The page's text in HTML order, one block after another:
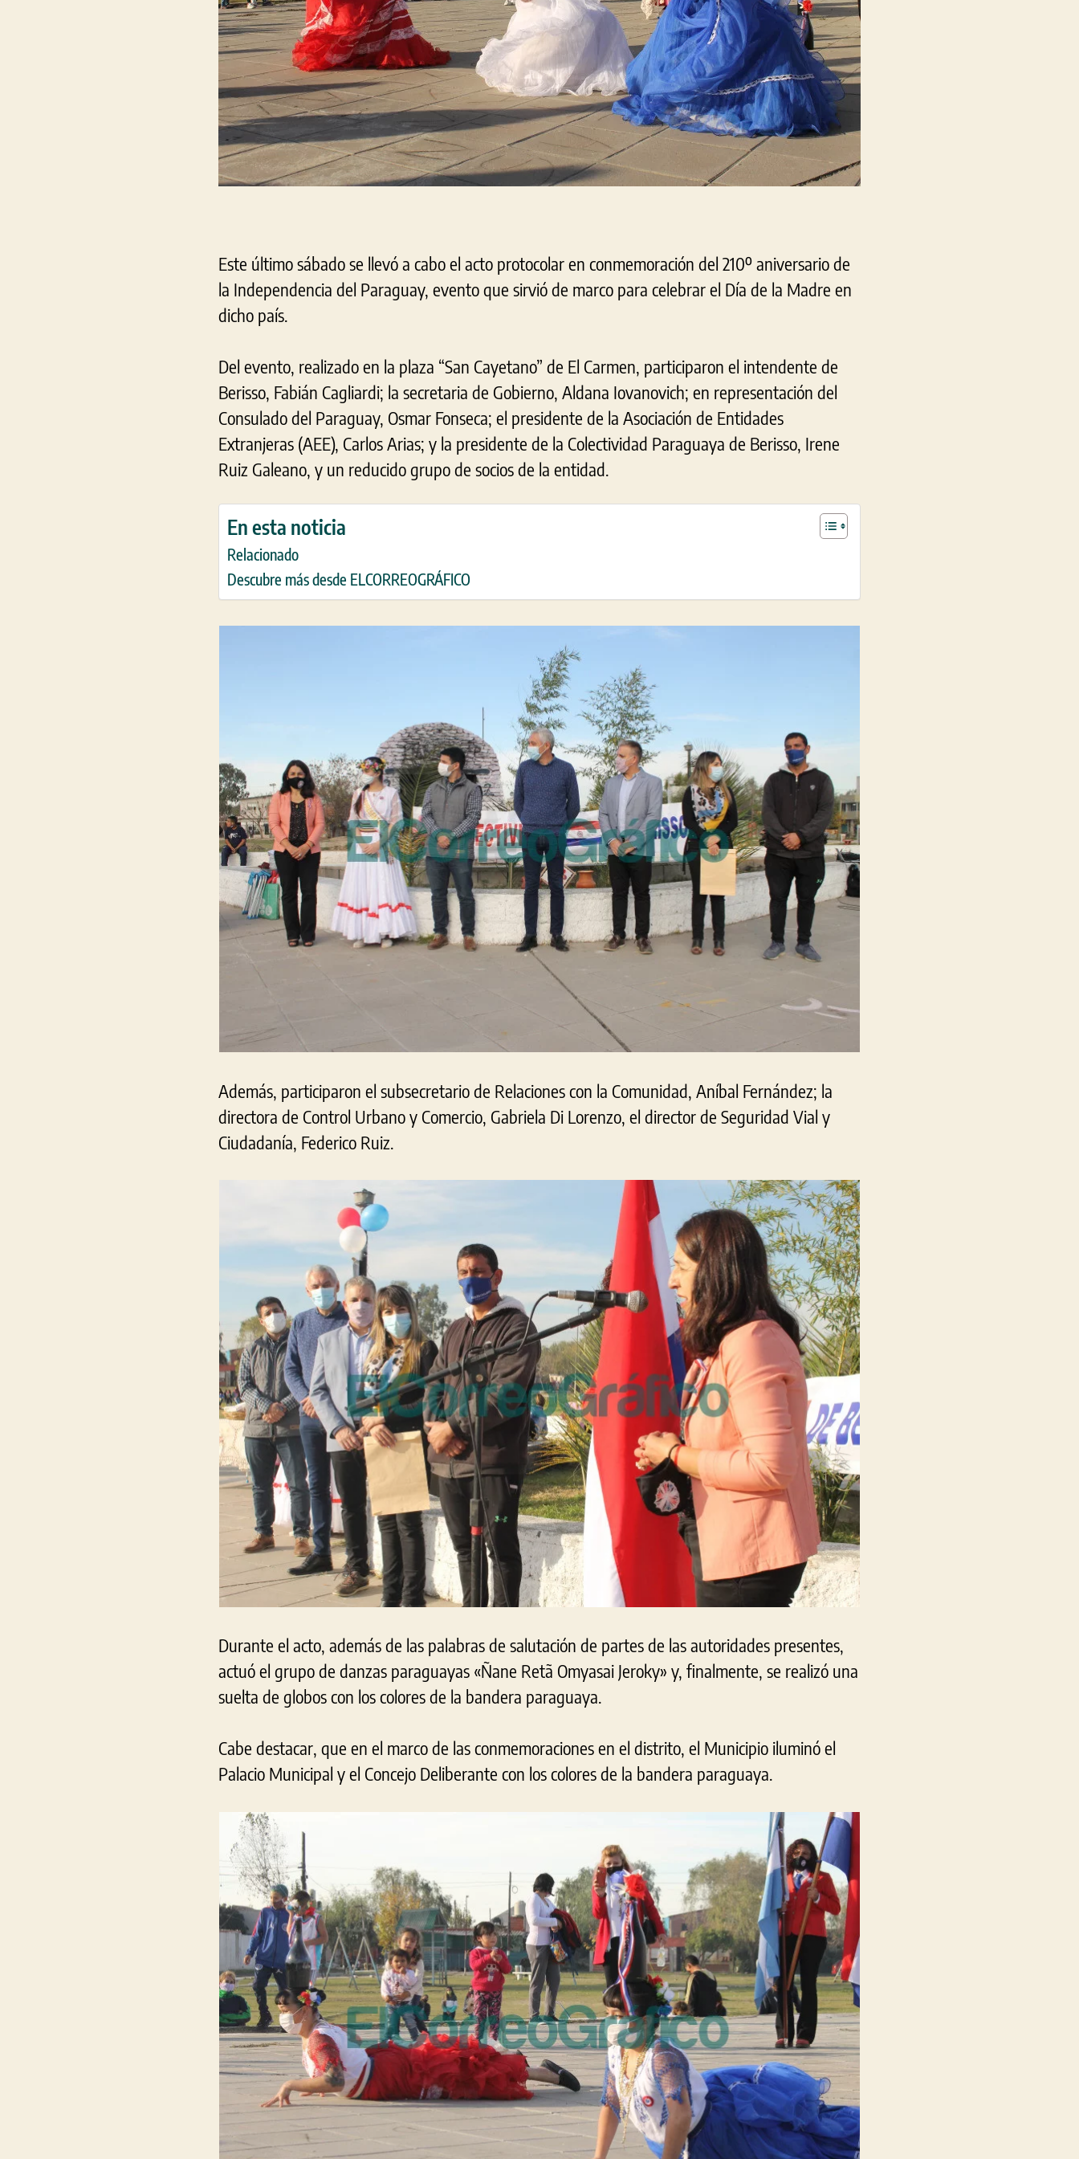
Este último sábado se llevó a cabo el acto protocolar en conmemoración del 210º aniversario de
la Independencia del Paraguay, evento que sirvió de marco para celebrar el Día de la Madre en
dicho país.
Del evento, realizado en la plaza “San Cayetano” de El Carmen, participaron el intendente de
Berisso, Fabián Cagliardi; la secretaria de Gobierno, Aldana Iovanovich; en representación del
Consulado del Paraguay, Osmar Fonseca; el presidente de la Asociación de Entidades
Extranjeras (AEE), Carlos Arias; y la presidente de la Colectividad Paraguaya de Berisso, Irene
Ruiz Galeano, y un reducido grupo de socios de la entidad.
En esta noticia
Relacionado
Descubre más desde ELCORREOGRÁFICO
Además, participaron el subsecretario de Relaciones con la Comunidad, Aníbal Fernández; la
directora de Control Urbano y Comercio, Gabriela Di Lorenzo, el director de Seguridad Vial y
Ciudadanía, Federico Ruiz.
Durante el acto, además de las palabras de salutación de partes de las autoridades presentes,
actuó el grupo de danzas paraguayas «Ñane Retã Omyasai Jeroky» y, finalmente, se realizó una
suelta de globos con los colores de la bandera paraguaya.
Cabe destacar, que en el marco de las conmemoraciones en el distrito, el Municipio iluminó el
Palacio Municipal y el Concejo Deliberante con los colores de la bandera paraguaya.